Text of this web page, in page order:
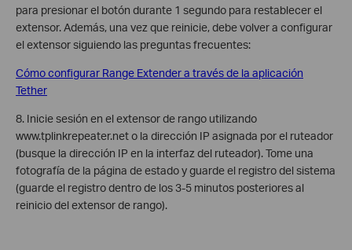
para presionar el botón durante 1 segundo para restablecer el
extensor. Además, una vez que reinicie, debe volver a configurar
el extensor siguiendo las preguntas frecuentes:
Cómo configurar Range Extender a través de la aplicación
Tether
8. Inicie sesión en el extensor de rango utilizando
www.tplinkrepeater.net o la dirección IP asignada por el ruteador
(busque la dirección IP en la interfaz del ruteador). Tome una
fotografía de la página de estado y guarde el registro del sistema
(guarde el registro dentro de los 3-5 minutos posteriores al
reinicio del extensor de rango).